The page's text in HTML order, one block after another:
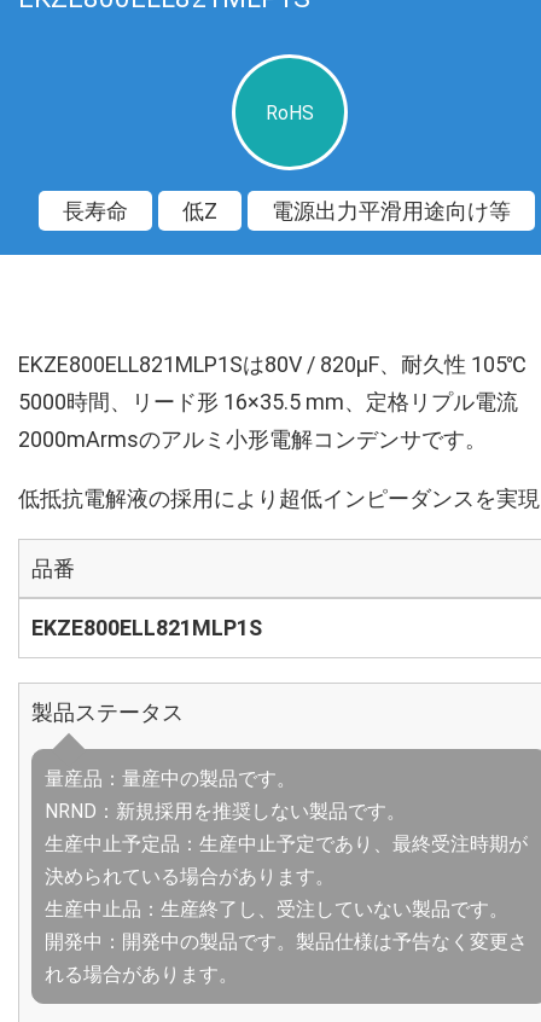
RoHS
長寿命 低Z 電源出力平滑用途向け等
EKZE800ELL821MLP1Sは80V / 820µF、耐久性 105℃
5000時間、リード形 16×35.5 mm、定格リプル電流
2000mArmsのアルミ小形電解コンデンサです。
低抵抗電解液の採用により超低インピーダンスを実現
品番
EKZE800ELL821MLP1S
製品ステータス
量産品：量産中の製品です。
NRND：新規採用を推奨しない製品です。
生産中止予定品：生産中止予定であり、最終受注時期が
決められている場合があります。
生産中止品：生産終了し、受注していない製品です。
開発中：開発中の製品です。製品仕様は予告なく変更さ
れる場合があります。